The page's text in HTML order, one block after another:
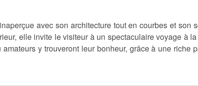
avec son architecture tout en courbes et son
elle invite le visiteur à un spectaculaire voyage à
y trouveront leur bonheur, grâce à une riche